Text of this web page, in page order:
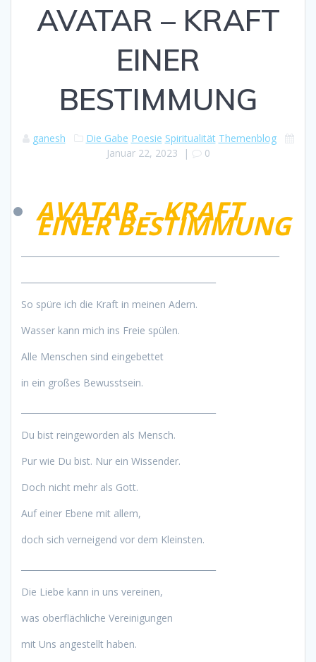
AVATAR – KRAFT
EINER
BESTIMMUNG
ganesh Die Gabe Poesie Spiritualität Themenblog
Januar 22, 2023 | 0
AVATAR – KRAFT
EINER BESTIMMUNG
So spüre ich die Kraft in meinen Adern.
Wasser kann mich ins Freie spülen.
Alle Menschen sind eingebettet
in ein großes Bewusstsein.
Du bist reingeworden als Mensch.
Pur wie Du bist. Nur ein Wissender.
Doch nicht mehr als Gott.
Auf einer Ebene mit allem,
doch sich verneigend vor dem Kleinsten.
Die Liebe kann in uns vereinen,
was oberflächliche Vereinigungen
mit Uns angestellt haben.